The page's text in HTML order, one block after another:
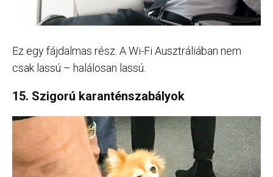
Ez egy fájdalmas rész. A Wi-Fi Ausztráliában nem
csak lassú – halálosan lassú.
15. Szigorú karanténszabályok